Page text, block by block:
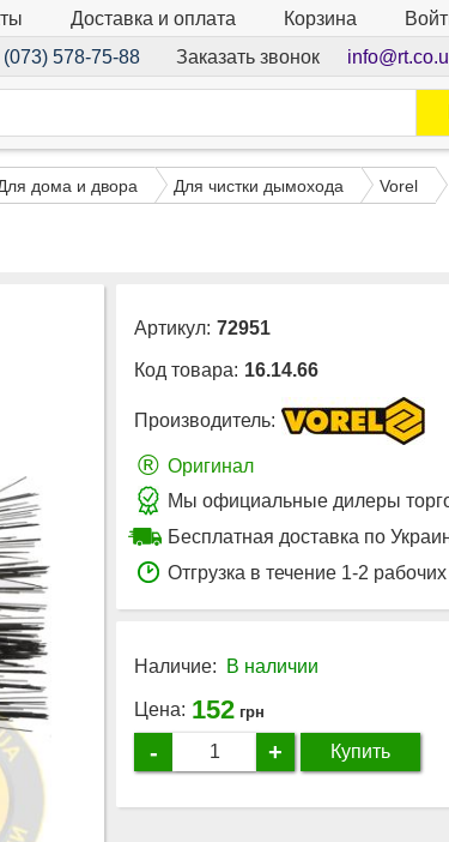
Доставка и оплата Корзина
(073) 578-75-88 Заказать звонок
дома и двора Для чистки дымохода Vorel
Артикул: 72951
Код товара: 16.14.66
Производитель:
® Оригинал
Мы официальные дилеры
Бесплатная доставка по
Отгрузка в течение 1-2
Наличие: В наличии
Цена: 152 грн
- + Купить